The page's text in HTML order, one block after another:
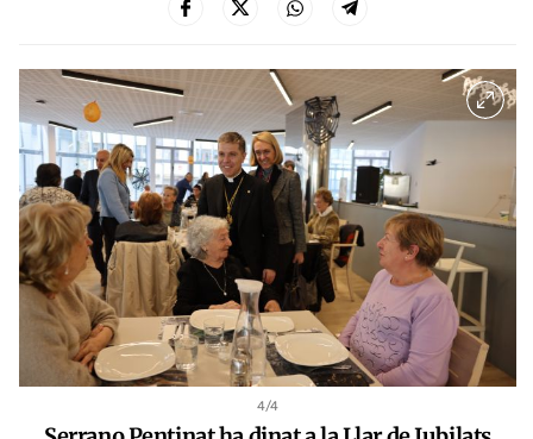
4/4